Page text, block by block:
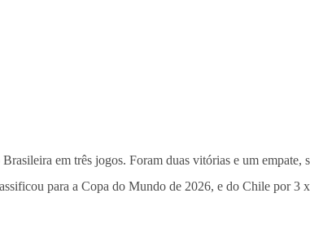
em três jogos. Foram duas vitórias e um
para a Copa do Mundo de 2026, e do Chile por 3